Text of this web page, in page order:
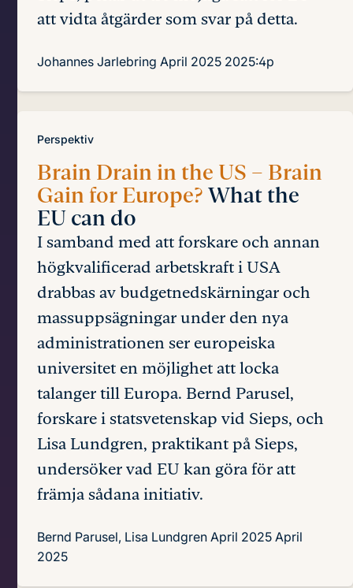
att vidta åtgärder som svar på detta.
Johannes Jarlebring April 2025 2025:4p
Perspektiv
Brain Drain in the US – Brain
Gain for Europe? What the
EU can do
I samband med att forskare och annan
högkvalificerad arbetskraft i USA
drabbas av budgetnedskärningar och
massuppsägningar under den nya
administrationen ser europeiska
universitet en möjlighet att locka
talanger till Europa. Bernd Parusel,
forskare i statsvetenskap vid Sieps, och
Lisa Lundgren, praktikant på Sieps,
undersöker vad EU kan göra för att
främja sådana initiativ.
Bernd Parusel, Lisa Lundgren April 2025 April
2025